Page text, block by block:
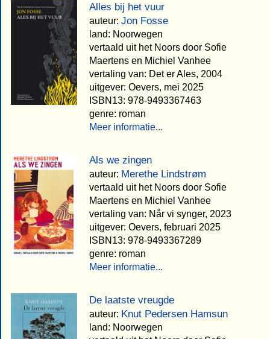
Alles bij het vuur
auteur: Jon Fosse
land: Noorwegen
vertaald uit het Noors door Sofie
Maertens en Michiel Vanhee
vertaling van: Det er Ales, 2004
uitgever: Oevers, mei 2025
ISBN13: 978-9493367463
genre: roman
Meer informatie...
Als we zingen
auteur: Merethe Lindstrøm
vertaald uit het Noors door Sofie
Maertens en Michiel Vanhee
vertaling van: Når vi synger, 2023
uitgever: Oevers, februari 2025
ISBN13: 978-9493367289
genre: roman
Meer informatie...
De laatste vreugde
auteur: Knut Pedersen Hamsun
land: Noorwegen